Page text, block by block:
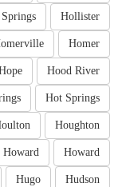
Hollister
Homer
Hood River
Hot Springs
Houghton
Howard
Howard
Hudson
Hugo